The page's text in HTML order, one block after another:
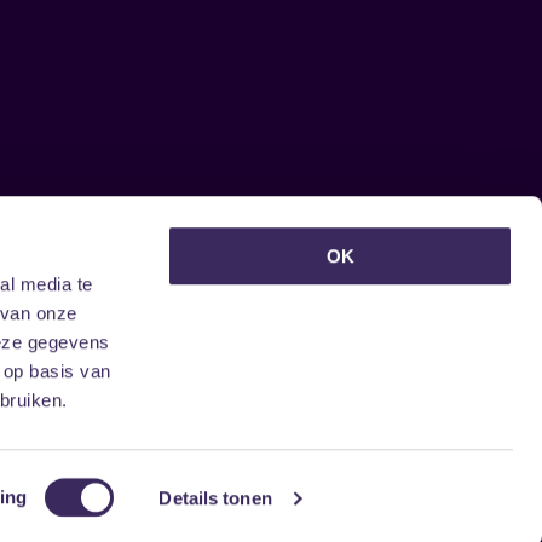
media te
onze
gegevens
basis van
Details tonen
OK
ontvangen?